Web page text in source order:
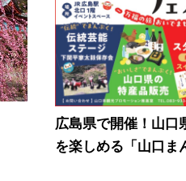
広島県で開催！山口
を楽しめる「山口ま